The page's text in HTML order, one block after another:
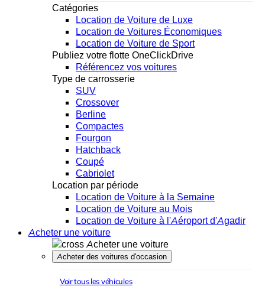
Catégories
Location de Voiture de Luxe
Location de Voitures Économiques
Location de Voiture de Sport
Publiez votre flotte OneClickDrive
Référencez vos voitures
Type de carrosserie
SUV
Crossover
Berline
Compactes
Fourgon
Hatchback
Coupé
Cabriolet
Location par période
Location de Voiture à la Semaine
Location de Voiture au Mois
Location de Voiture à l'Aéroport d'Agadir
Acheter une voiture
Acheter une voiture
Acheter des voitures d'occasion
Voir tous les véhicules